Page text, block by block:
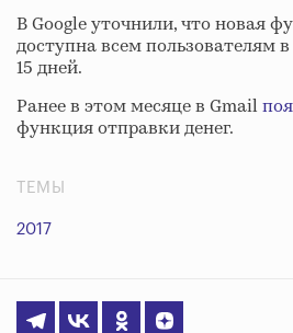
В Google уточнили, что новая
доступна всем пользователям
15 дней.
Ранее в этом месяце в Gmail
функция отправки денег.
ТЕМЫ
2017